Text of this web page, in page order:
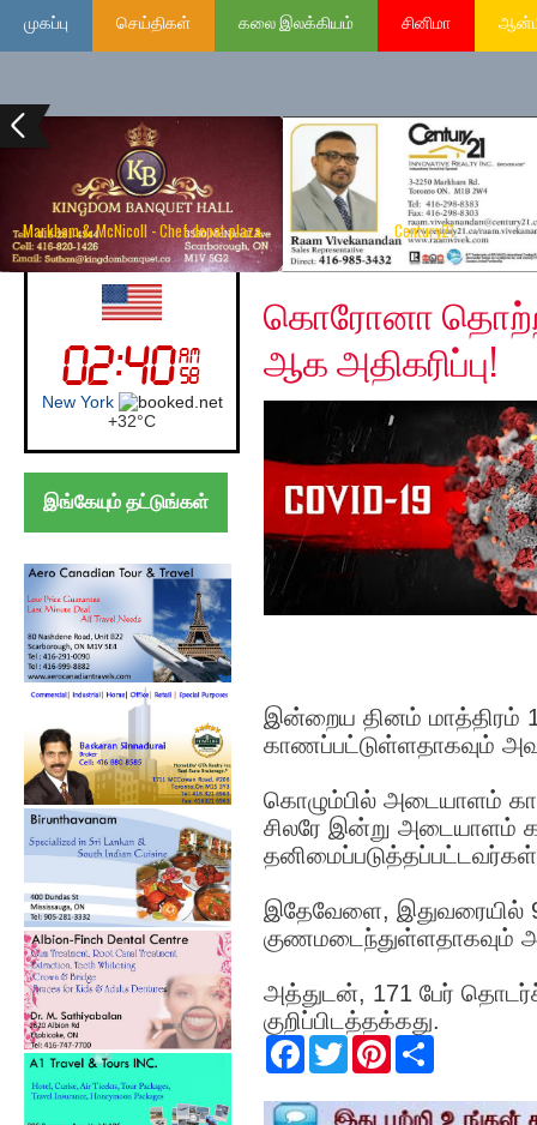
முகப்பு செய்திகள் கலை இலக்கியம் சினிமா
Markham & McNicoll - Chef depot plaza Century21
UK (London)
London
+26°C
இங்கேயும் தட்டுங்கள்
Sunday, April 19, 2020
கொரோனா
ஆக அதிகரிப்பு!
இன்றைய தினம் மாத்திரம்
காணப்பட்டுள்ளதாகவும் அவர்
கொழும்பில் அடையாளம்
சிலரே இன்று
தனிமைப்படுத்தப்பட்டவர்கள்
இதேவேளை, இதுவரையில்
குணமடைந்துள்ளதாகவும்
அத்துடன், 171 பேர்
குறிப்பிடத்தக்கது.
F
e
b
T
w
t
t
P
t
e
r
e